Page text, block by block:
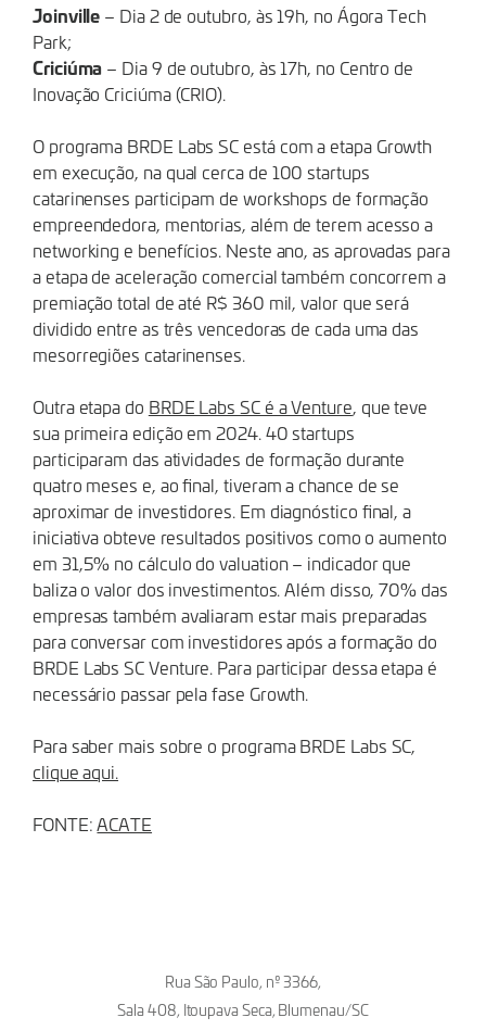
Joinville – Dia 2 de outubro, às 19h, no Ágora Tech
Park;
Criciúma – Dia 9 de outubro, às 17h, no Centro de
Inovação Criciúma (CRIO).
O programa BRDE Labs SC está com a etapa Growth
em execução, na qual cerca de 100 startups
catarinenses participam de workshops de formação
empreendedora, mentorias, além de terem acesso a
networking e benefícios. Neste ano, as aprovadas para
a etapa de aceleração comercial também concorrem a
premiação total de até R$ 360 mil, valor que será
dividido entre as três vencedoras de cada uma das
mesorregiões catarinenses.
Outra etapa do BRDE Labs SC é a Venture, que teve
sua primeira edição em 2024. 40 startups
participaram das atividades de formação durante
quatro meses e, ao final, tiveram a chance de se
aproximar de investidores. Em diagnóstico final, a
iniciativa obteve resultados positivos como o aumento
em 31,5% no cálculo do valuation – indicador que
baliza o valor dos investimentos. Além disso, 70% das
empresas também avaliaram estar mais preparadas
para conversar com investidores após a formação do
BRDE Labs SC Venture. Para participar dessa etapa é
necessário passar pela fase Growth.
Para saber mais sobre o programa BRDE Labs SC,
clique aqui.
FONTE:ACATE
Rua São Paulo, nº 3366,
Sala 408, Itoupava Seca, Blumenau/SC